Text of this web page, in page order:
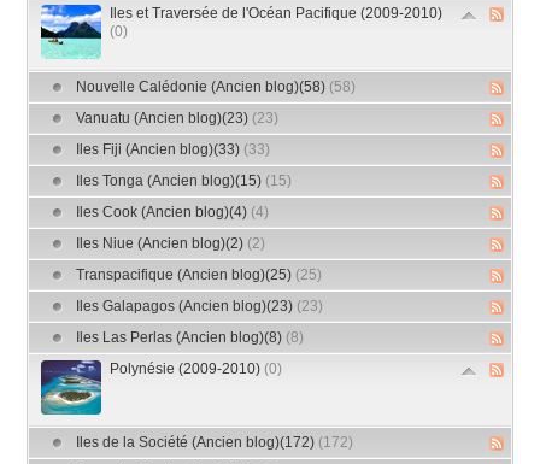
Iles et Traversée de l'Océan Pacifique (2009-2010)
(0)
Nouvelle Calédonie (Ancien blog)(58) (58)
Vanuatu (Ancien blog)(23) (23)
Iles Fiji (Ancien blog)(33) (33)
Iles Tonga (Ancien blog)(15) (15)
Iles Cook (Ancien blog)(4) (4)
Iles Niue (Ancien blog)(2) (2)
Transpacifique (Ancien blog)(25) (25)
Iles Galapagos (Ancien blog)(23) (23)
Iles Las Perlas (Ancien blog)(8) (8)
Polynésie (2009-2010) (0)
Iles de la Société (Ancien blog)(172) (172)